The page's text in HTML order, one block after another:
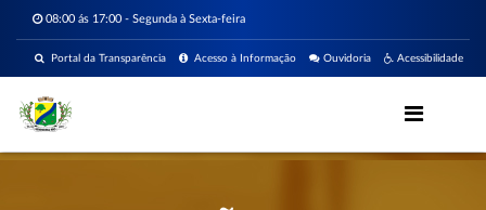
08:00 ás 17:00 - Segunda à Sexta-feira
Acessibilidade
Ouvidoria
Acesso à Informação
Portal da Transparência